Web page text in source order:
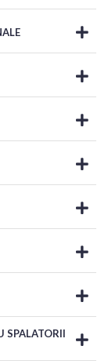
SPALATORII